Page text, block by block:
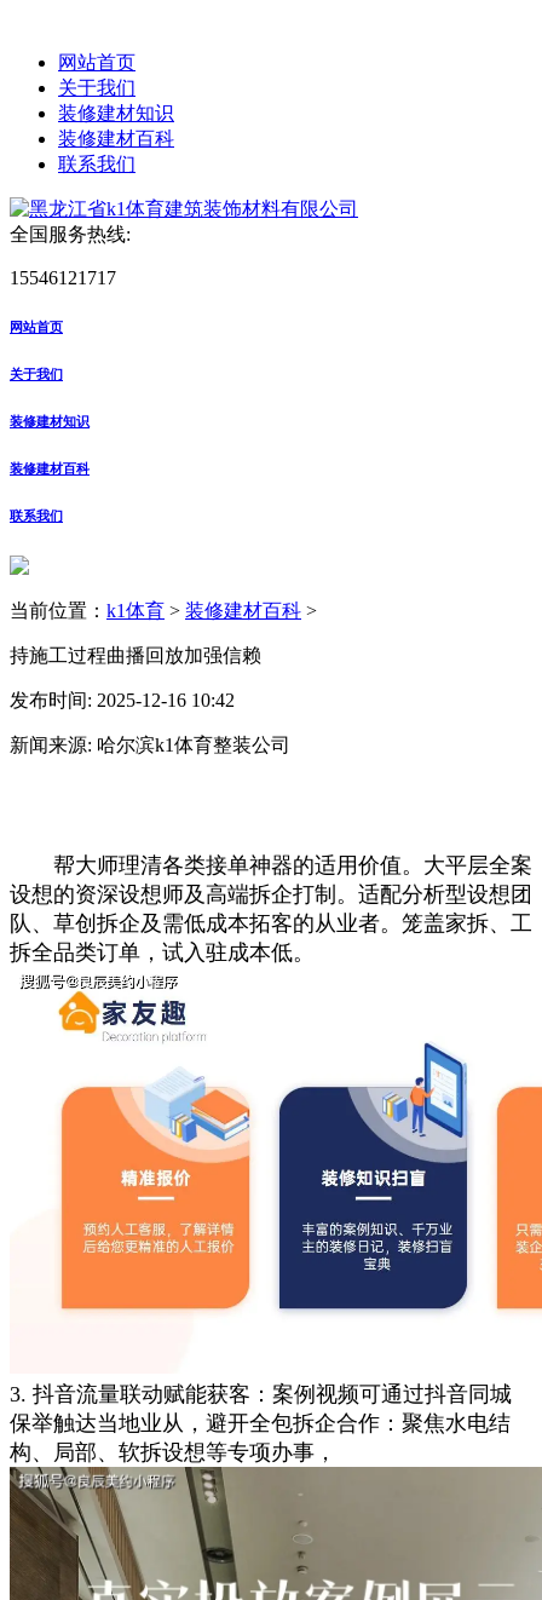
网站首页
关于我们
装修建材知识
装修建材百科
联系我们
全国服务热线:
15546121717
网站首页
关于我们
装修建材知识
装修建材百科
联系我们
当前位置： k1体育 > 装修建材百科 >
持施工过程曲播回放加强信赖
发布时间: 2025-12-16 10:42
新闻来源: 哈尔滨k1体育整装公司
帮大师理清各类接单神器的适用价值。大平层全案
设想的资深设想师及高端拆企打制。适配分析型设想团
队、草创拆企及需低成本拓客的从业者。笼盖家拆、工
拆全品类订单，试入驻成本低。
3. 抖音流量联动赋能获客：案例视频可通过抖音同城
保举触达当地业从，避开全包拆企合作：聚焦水电结
构、局部、软拆设想等专项办事，